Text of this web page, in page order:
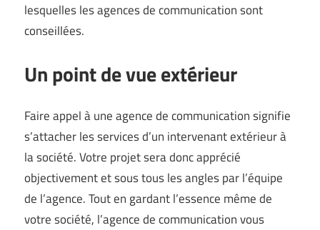
lesquelles les agences de communication sont
conseillées.
Un point de vue extérieur
Faire appel à une agence de communication signifie
s’attacher les services d’un intervenant extérieur à
la société. Votre projet sera donc apprécié
objectivement et sous tous les angles par l’équipe
de l’agence. Tout en gardant l’essence même de
votre société, l’agence de communication vous